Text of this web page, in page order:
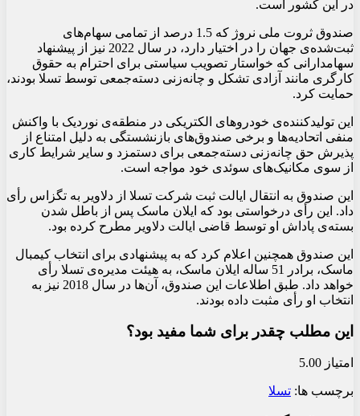
در این کشور است.
صندوق ثروت ملی نروژ که 1.5 درصد از تمامی سهام‌های
ثبت‌شده‌ی جهان را در اختیار دارد، در سال 2022 نیز از پیشنهاد
سهامدارانی که خواستار تصویب سیاستی برای احترام به حقوق
کارگری مانند آزادی تشکل و چانه‌زنی دسته‌جمعی توسط تسلا بودند،
حمایت کرد.
این تولیدکننده‌ی خودروهای الکتریکی در منطقه‌ی نوردیک با واکنش
منفی اتحادیه‌ها و برخی صندوق‌های بازنشستگی به دلیل امتناع از
پذیرش حق چانه‌زنی دسته‌جمعی برای دستمزد و سایر شرایط کاری
از سوی مکانیک‌های سوئدی خود مواجه است.
این صندوق به انتقال ایالت ثبت شرکت تسلا از دلاویر به تگزاس رأی
داد. این رأی درخواستی بود که ایلان ماسک پس از باطل شدن
بسته‌ی پاداش او توسط قاضی ایالت دلاویر مطرح کرده بود.
این صندوق همچنین اعلام کرد که به پیشنهادی برای انتخاب کیمبال
ماسک، برادر 51 ساله ایلان ماسک، به هیئت مدیره‌ی تسلا رأی
خواهد داد. طبق اطلاعات این صندوق، آن‌ها در سال 2018 نیز به
انتخاب او رأی مثبت داده بودند.
این مطلب چقدر برای شما مفید بود؟
امتیاز 5.00
برچسب ها: تسلا